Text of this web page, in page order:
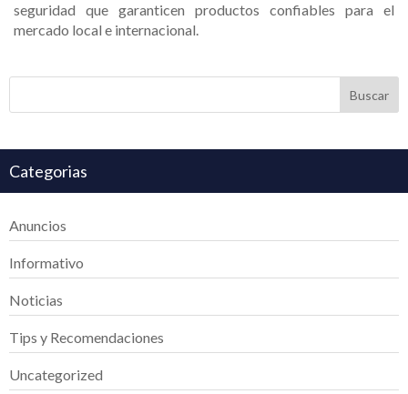
seguridad que garanticen productos confiables para el
mercado local e internacional.
Buscar
Categorias
Anuncios
Informativo
Noticias
Tips y Recomendaciones
Uncategorized